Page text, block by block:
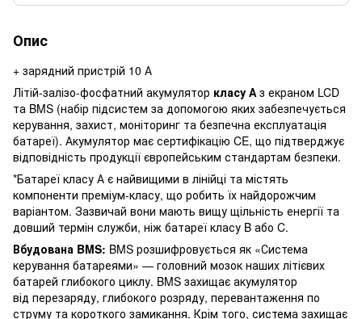
Опис
+ зарядний пристрій 10 А
Літій-залізо-фосфатний акумулятор класу А з екраном LCD
та BMS (набір підсистем за допомогою яких забезпечується
керування, захист, моніторинг та безпечна експлуатація
батареї). Акумулятор має сертифікацію CE, що підтверджує
відповідність продукції європейським стандартам безпеки.
*Батареї класу А є найвищими в лінійці та містять
компоненти преміум-класу, що робить їх найдорожчим
варіантом. Зазвичай вони мають вищу щільність енергії та
довший термін служби, ніж батареї класу B або C.
Вбудована BMS: BMS розшифровується як «Система
керування батареями» — головний мозок наших літієвих
батарей глибокого циклу. BMS захищає акумулятор
від перезаряду, глибокого розряду, перевантаження по
струму та короткого замикання. Крім того, система захищає